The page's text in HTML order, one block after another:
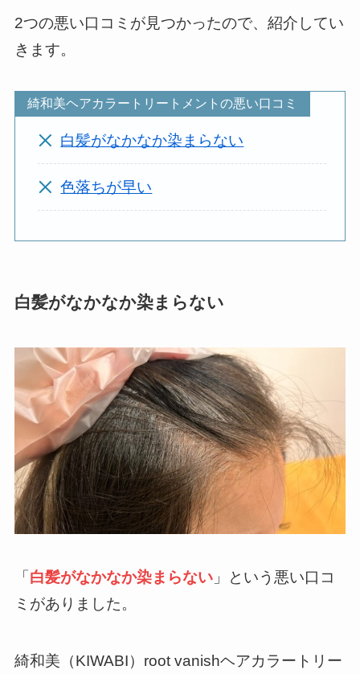
2つの悪い口コミが見つかったので、紹介してい
きます。
綺和美ヘアカラートリートメントの悪い口コミ
白髪がなかなか染まらない
色落ちが早い
白髪がなかなか染まらない
「 白髪がなかなか染まらない」という悪い口コ
ミがありました。
綺和美（KIWABI）root vanishヘアカラートリー